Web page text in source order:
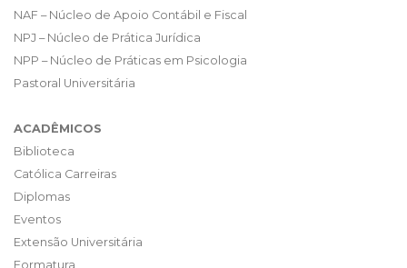
NAF – Núcleo de Apoio Contábil e Fiscal
NPJ – Núcleo de Prática Jurídica
NPP – Núcleo de Práticas em Psicologia
Pastoral Universitária
ACADÊMICOS
Biblioteca
Católica Carreiras
Diplomas
Eventos
Extensão Universitária
Formatura